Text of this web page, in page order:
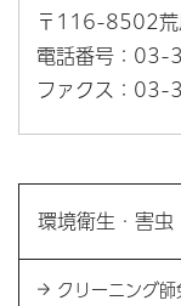
〒116-8502荒
電話番号：03-
ファクス：
環境衛生・害虫
クリーニング